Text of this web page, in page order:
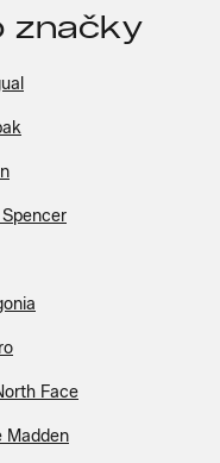
značky
Face
Madden